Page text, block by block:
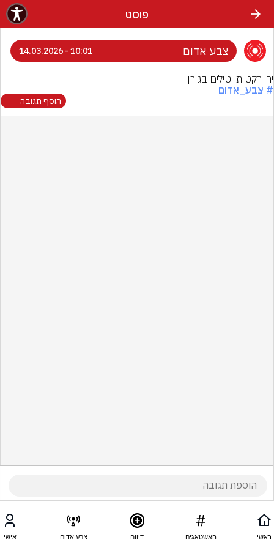
פוסט
צבע אדום 10:01 - 14.03.2026
ירי רקטות וטילים בגורן
# צבע_אדום
הוסף תגובה
ראשי האשטאגים דיווח צבע אדום אישי